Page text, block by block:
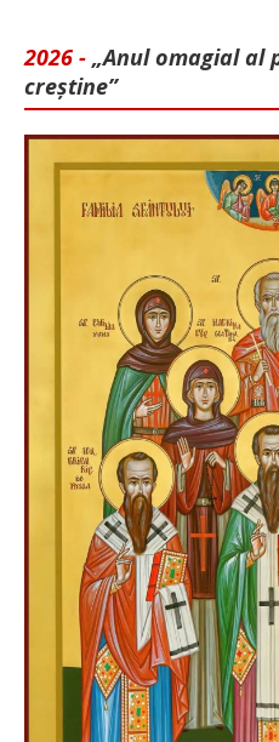
2026 - „Anul omagial
creștine”